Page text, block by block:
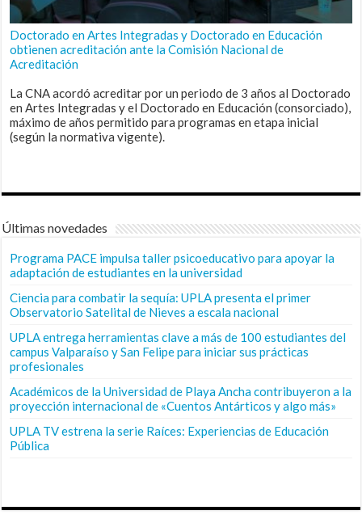
Doctorado en Artes Integradas y Doctorado en Educación
obtienen acreditación ante la Comisión Nacional de
Acreditación
La CNA acordó acreditar por un periodo de 3 años al Doctorado
en Artes Integradas y el Doctorado en Educación (consorciado),
máximo de años permitido para programas en etapa inicial
(según la normativa vigente).
Últimas novedades
Programa PACE impulsa taller psicoeducativo para apoyar la
adaptación de estudiantes en la universidad
Ciencia para combatir la sequía: UPLA presenta el primer
Observatorio Satelital de Nieves a escala nacional
UPLA entrega herramientas clave a más de 100 estudiantes del
campus Valparaíso y San Felipe para iniciar sus prácticas
profesionales
Académicos de la Universidad de Playa Ancha contribuyeron a la
proyección internacional de «Cuentos Antárticos y algo más»
UPLA TV estrena la serie Raíces: Experiencias de Educación
Pública